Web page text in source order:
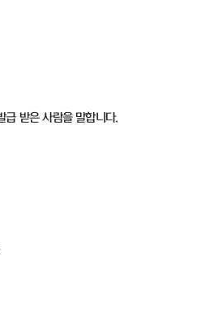
급 받은 사람을 말합니다.